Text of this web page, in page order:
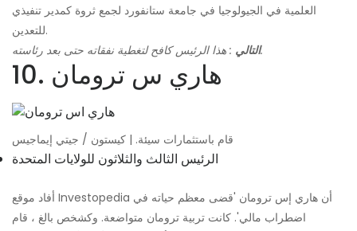
العلمية في الجيولوجيا في جامعة ستانفورد لجمع ثروة كمدير تنفيذي
للتعدين.
التالي: هذا الرئيس كافح لتغطية نفقاته حتى بعد رئاسته.
10. هاري س ترومان
قام باستثمارات سيئة. | كيستون / جيتي إيماجيس
الرئيس الثالث والثلاثون للولايات المتحدة
أفاد موقع Investopedia أن هاري إس ترومان 'قضى معظم حياته في
اضطراب مالي'. كانت تربية ترومان متواضعة. وكشخص بالغ ، قام